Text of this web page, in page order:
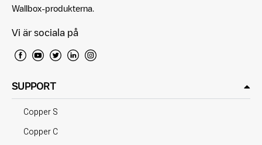
Wallbox-produkterna.
Vi är sociala på
SUPPORT
Copper S
Copper C